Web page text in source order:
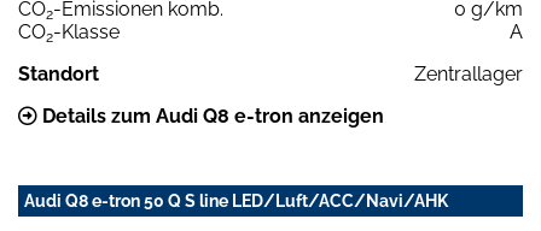
CO2-Emissionen komb.
0 g/km
CO2-Klasse
A
Standort
Zentrallager
Details zum Audi Q8 e-tron anzeigen
Audi Q8 e-tron 50 Q S line LED/Luft/ACC/Navi/AHK